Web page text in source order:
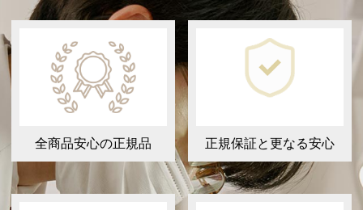
全商品安心の正規品 正規保証と更なる安心